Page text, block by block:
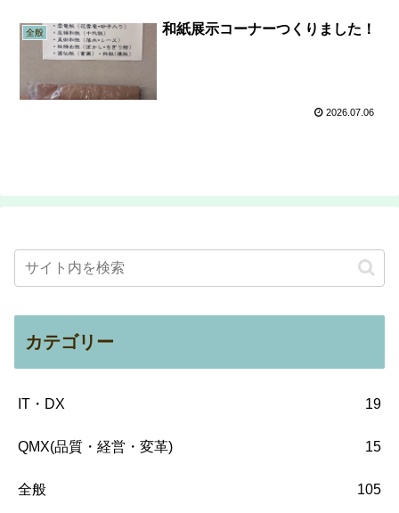
全般 和紙展示コーナーつくりました！
2026.07.06
カテゴリー
IT・DX 19
QMX(品質・経営・変革) 15
全般 105